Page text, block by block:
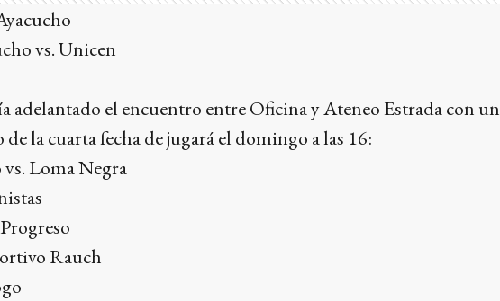
vs. Unicen
adelantado el encuentro entre Oficina y Ateneo Estrada con un
la cuarta fecha de jugará el domingo a las 16:
Loma Negra
Rauch